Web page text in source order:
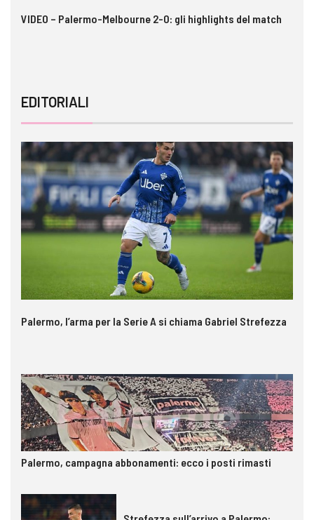
VIDEO – Palermo-Melbourne 2-0: gli highlights del match
EDITORIALI
Palermo, l’arma per la Serie A si chiama Gabriel Strefezza
Palermo, campagna abbonamenti: ecco i posti rimasti